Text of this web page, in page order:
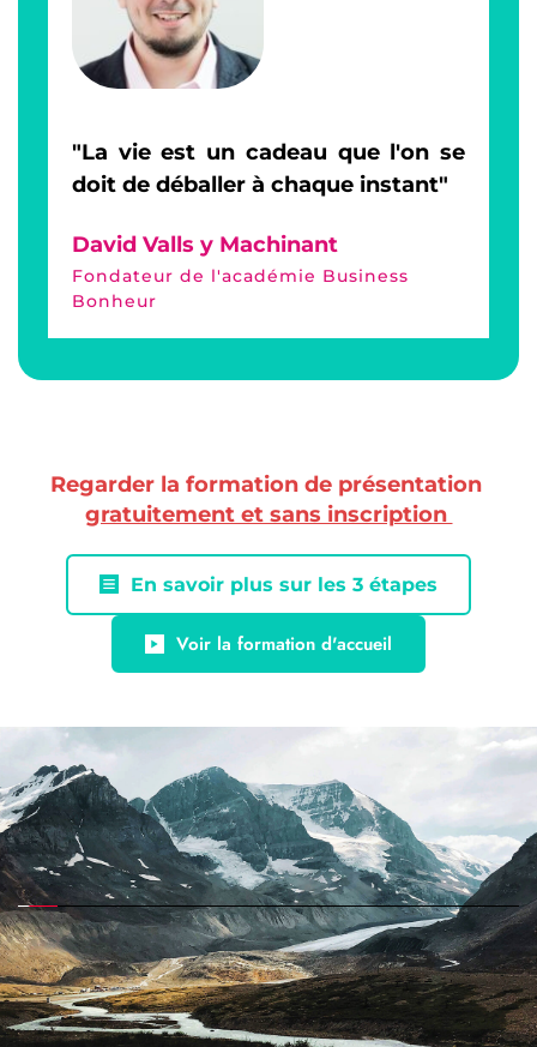
"La vie est un cadeau que l'on se
doit de déballer à chaque instant"
David Valls y Machinant
Fondateur de l'académie Business
Bonheur
Regarder la formation de présentation
gratuitement et sans inscription
En savoir plus sur les 3 étapes
Voir la formation d'accueil